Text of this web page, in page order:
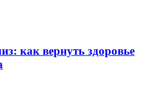
как вернуть здоровье